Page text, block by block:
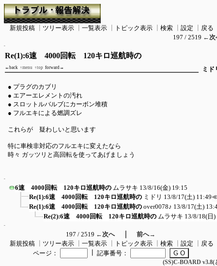
新規投稿 ツリー表示 一覧表示 トピック表示 検索 設定
戻る
197 / 2519 ←次
Re(1):6速 4000回転 120キロ巡航時の
←back ↑menu ↑top forward→ ミド
● プラグのカブリ
● エアーエレメントの汚れ
● スロットルバルブにカーボン堆積
● フルエキによる燃調ズレ
これらが 疑わしいと思います
特に車検非対応のフルエキに変えたなら
時々 ガッツリと高回転を使ってあげましょう
6速 4000回転 120キロ巡航時の ムラサキ 13/8/16(金) 19:15
Re(1):6速 4000回転 120キロ巡航時の ミドリ 13/8/17(土) 11:49
Re(1):6速 4000回転 120キロ巡航時の over0078♪ 13/8/17(土)
Re(2):6速 4000回転 120キロ巡航時の ムラサキ 13/8/18(日)
197 / 2519 ←次へ｜ 前へ→
新規投稿
ツリー表示 一覧表示 トピック表示 検索 設定
戻る
ページ：
記事番号：
(SS)C-BOARD v3.8(